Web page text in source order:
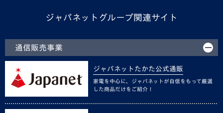
ジャパネットグループ関連サイト
通信販売事業
ジャパネットたかた公式通販
家電を中心に、ジャパネットが自信をもって厳選
した商品だけをご紹介！